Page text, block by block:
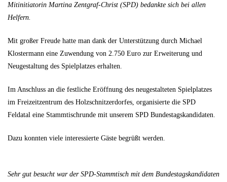
Mitinitiatorin Martina Zentgraf-Christ (SPD) bedankte sich bei allen
Helfern.
Mit großer Freude hatte man dank der Unterstützung durch Michael
Klostermann eine Zuwendung von 2.750 Euro zur Erweiterung und
Neugestaltung des Spielplatzes erhalten.
Im Anschluss an die festliche Eröffnung des neugestalteten Spielplatzes
im Freizeitzentrum des Holzschnitzerdorfes, organisierte die SPD
Feldatal eine Stammtischrunde mit unserem SPD Bundestagskandidaten.
Dazu konnten viele interessierte Gäste begrüßt werden.
Sehr gut besucht war der SPD-Stammtisch mit dem Bundestagskandidaten